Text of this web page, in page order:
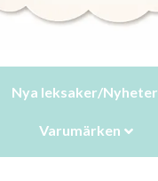
Nya leksaker/Nyheter
Varumärken